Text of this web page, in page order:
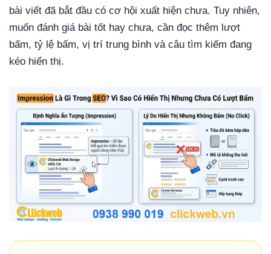
bài viết đã bắt đầu có cơ hội xuất hiện chưa. Tuy nhiên,
muốn đánh giá bài tốt hay chưa, cần đọc thêm lượt
bấm, tỷ lệ bấm, vị trí trung bình và câu tìm kiếm đang
kéo hiển thị.